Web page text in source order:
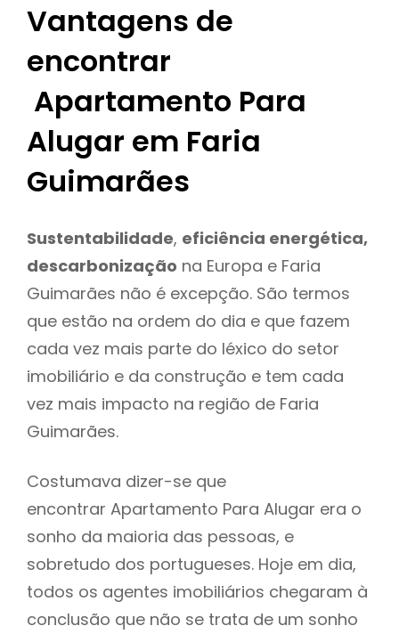
Vantagens de
encontrar
Apartamento Para
Alugar em Faria
Guimarães
Sustentabilidade, eficiência energética,
descarbonização na Europa e Faria
Guimarães não é excepção. São termos
que estão na ordem do dia e que fazem
cada vez mais parte do léxico do setor
imobiliário e da construção e tem cada
vez mais impacto na região de Faria
Guimarães.
Costumava dizer-se que
encontrar Apartamento Para Alugar era o
sonho da maioria das pessoas, e
sobretudo dos portugueses. Hoje em dia,
todos os agentes imobiliários chegaram à
conclusão que não se trata de um sonho